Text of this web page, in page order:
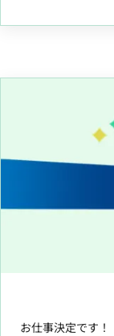
お仕事決定です！